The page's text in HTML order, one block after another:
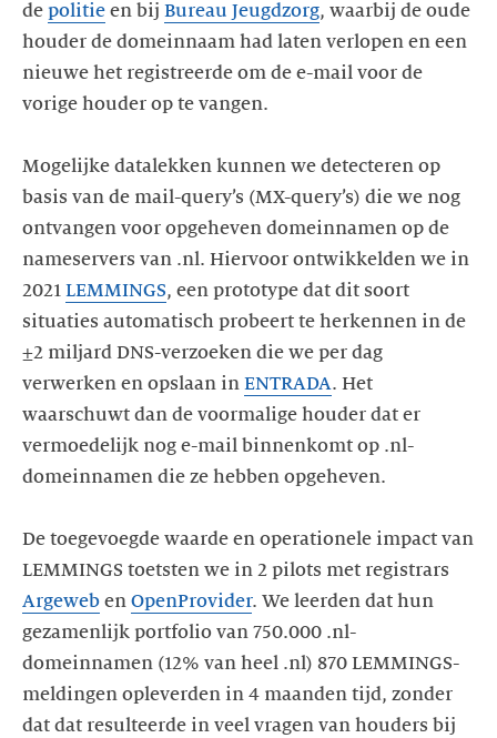
de politie en bij Bureau Jeugdzorg, waarbij de oude
houder de domeinnaam had laten verlopen en een
nieuwe het registreerde om de e-mail voor de
vorige houder op te vangen.
Mogelijke datalekken kunnen we detecteren op
basis van de mail-query’s (MX-query’s) die we nog
ontvangen voor opgeheven domeinnamen op de
nameservers van .nl. Hiervoor ontwikkelden we in
2021 LEMMINGS, een prototype dat dit soort
situaties automatisch probeert te herkennen in de
±2 miljard DNS-verzoeken die we per dag
verwerken en opslaan in ENTRADA. Het
waarschuwt dan de voormalige houder dat er
vermoedelijk nog e-mail binnenkomt op .nl-
domeinnamen die ze hebben opgeheven.
De toegevoegde waarde en operationele impact van
LEMMINGS toetsten we in 2 pilots met registrars
Argeweb en OpenProvider. We leerden dat hun
gezamenlijk portfolio van 750.000 .nl-
domeinnamen (12% van heel .nl) 870 LEMMINGS-
meldingen opleverden in 4 maanden tijd, zonder
dat dat resulteerde in veel vragen van houders bij